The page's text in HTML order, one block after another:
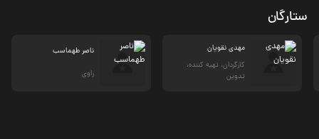
ستارگان
مهدی نقویان
کارگردان، تهیه کننده،
تدوین
ناصر طهماسب
راوی